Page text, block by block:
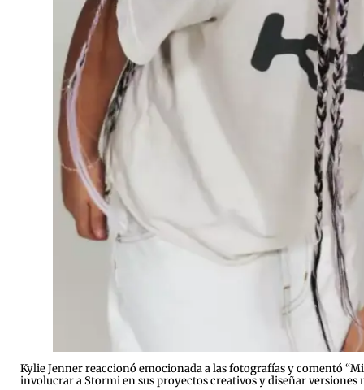
Kylie Jenner reaccionó emocionada a las fotografías y comentó
involucrar a Stormi en sus proyectos creativos y diseñar versiones